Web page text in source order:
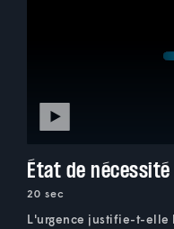
État de nécessité
20 sec
L'urgence justifie-t-elle